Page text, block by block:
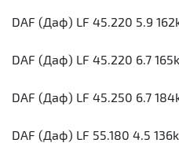
DAF (Даф) LF 45.220 5.9
DAF (Даф) LF 45.220 6.7
DAF (Даф) LF 45.250 6.7
DAF (Даф) LF 55.180 4.5